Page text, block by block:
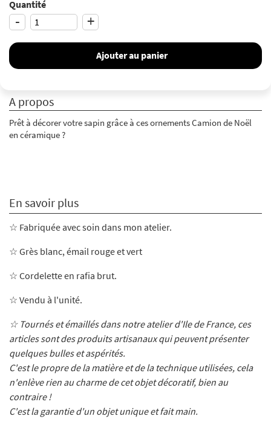
Quantité
- +
Ajouter au panier
A propos
Prêt à décorer votre sapin grâce à ces ornements Camion de Noël
en céramique ?
En savoir plus
☆ Fabriquée avec soin dans mon atelier.
☆ Grès blanc, émail rouge et vert
☆ Cordelette en rafia brut.
☆ Vendu à l'unité.
☆ Tournés et émaillés dans notre atelier d'Ile de France, ces
articles sont des produits artisanaux qui peuvent présenter
quelques bulles et aspérités.
C'est le propre de la matière et de la technique utilisées, cela
n'enlève rien au charme de cet objet décoratif, bien au
contraire !
C'est la garantie d'un objet unique et fait main.